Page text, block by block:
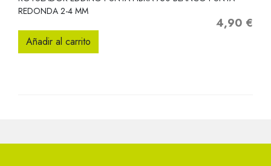
REDONDA 2-4 MM
Precio
4,90 €
Añadir al carrito